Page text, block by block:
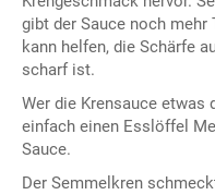
gibt der Sauce noch mehr
kann helfen, die Schärfe
scharf ist.
Wer die Krensauce
einfach einen Esslöffel
Sauce.
Der Semmelkren